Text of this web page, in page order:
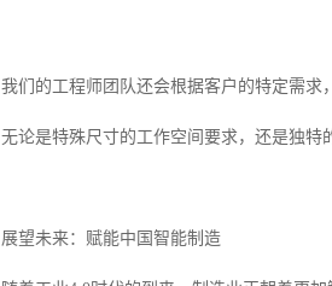
我们的工程师团队还会根据客户的特定需求
无论是特殊尺寸的工作空间要求，还是独特
展望未来：赋能中国智能制造